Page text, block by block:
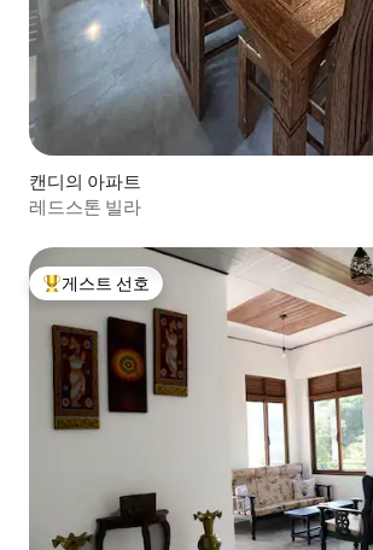
캔디의 아파트
레드스톤 빌라
상위 게스트 선호
게스트 선호